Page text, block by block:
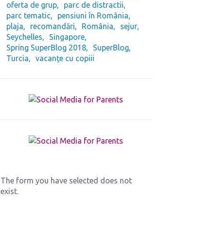
oferta de grup
parc de distractii
parc tematic
pensiuni în România
plaja
recomandări România
sejur
Seychelles
Singapore
Spring SuperBlog 2018
SuperBlog
Turcia
vacanțe cu copiii
The form you have selected does not
exist.